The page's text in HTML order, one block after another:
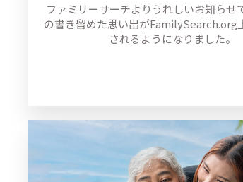
ファミリーサーチよりうれしいお知らせ
の書き留めた思い出がFamilySearch.org
されるようになりました。